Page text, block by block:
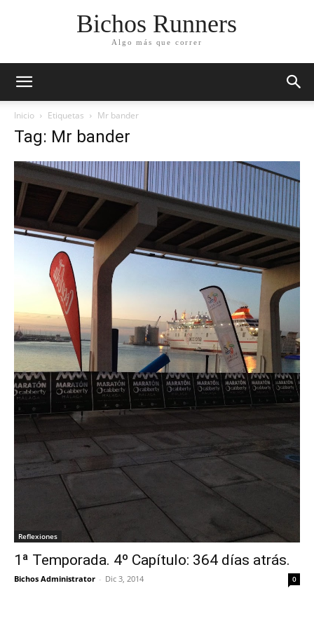
Bichos Runners
Algo más que correr
Inicio Etiquetas Mr bander
Tag: Mr bander
Reflexiones
1ª Temporada. 4º Capítulo: 364 días atrás.
Bichos Administrator - Dic 3, 2014 0